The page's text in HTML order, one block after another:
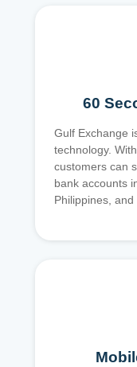
60
Gulf Exchange
technology.
customers can
bank accounts
Philippines, and